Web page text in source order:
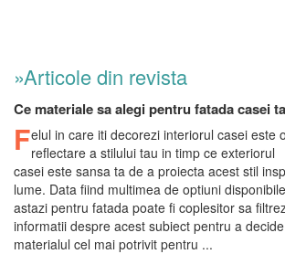
»Articole din revista
Ce materiale sa alegi pentru fatada casei
Felul in care iti decorezi interiorul casei este o
reflectare a stilului tau in timp ce exteriorul
casei este sansa ta de a proiecta acest stil
lume. Data fiind multimea de optiuni disponibile
astazi pentru fatada poate fi coplesitor sa
informatii despre acest subiect pentru a
materialul cel mai potrivit pentru ...